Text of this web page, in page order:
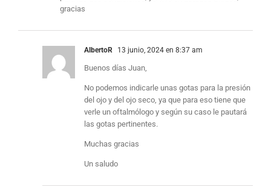
gracias
AlbertoR 13 junio, 2024 en 8:37 am
Buenos días Juan,
No podemos indicarle unas gotas para la presión
del ojo y del ojo seco, ya que para eso tiene que
verle un oftalmólogo y según su caso le pautará
las gotas pertinentes.
Muchas gracias
Un saludo